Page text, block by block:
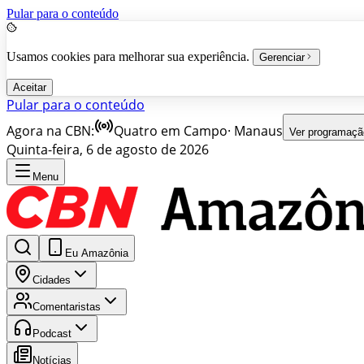
Pular para o conteúdo
Usamos cookies para melhorar sua experiência. Gerenciar
Aceitar
Pular para o conteúdo
Agora na CBN:
Quatro em Campo· Manaus Ver
Quinta-feira, 6 de agosto de 2026
Menu
Eu Amazônia
Cidades
Comentaristas
Podcast
Notícias